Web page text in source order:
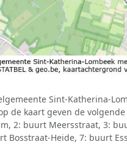
Sint-Katherina-
de kaart geven de
2: buurt Meersstraat, 3:
Bosstraat-Heide, 7: buurt